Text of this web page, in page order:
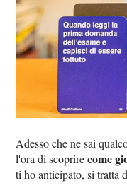
Adesso che ne sai
l'ora di scoprirecome
ti ho anticipato, si tratta